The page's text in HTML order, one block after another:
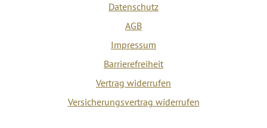
Datenschutz
AGB
Impressum
Barrierefreiheit
Vertrag widerrufen
Versicherungsvertrag widerrufen